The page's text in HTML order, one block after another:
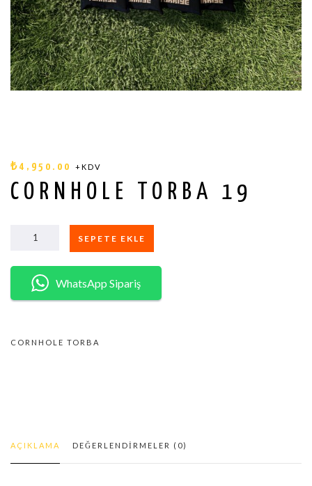
₺ 4,950.00 +KDV
CORNHOLE TORBA 19
CORNHOLE
TORBA
SEPETE EKLE
WhatsApp Sipariş
CORNHOLE TORBA
AÇIKLAMA DEĞERLENDIRMELER (0)